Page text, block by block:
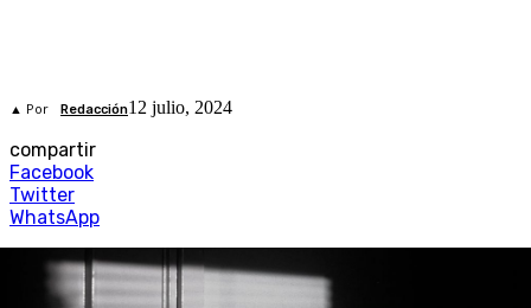
▲ Por Redacción12 julio, 2024
compartir
Facebook
Twitter
WhatsApp